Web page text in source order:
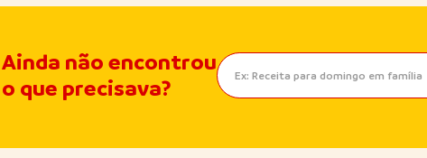
Ainda não encontrou
o que precisava?